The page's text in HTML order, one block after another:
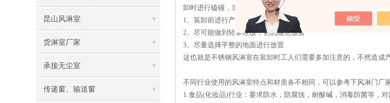
昆山风淋室
货淋室厂家
承接无尘室
传递窗、输送窗
卸时进行磕碰，造成产品变形或者性能受损。不过在进行严密的包
1、装卸前进行产品外包装的检查，确保包装严密完整
2、尽可能做到轻拿轻放，切勿随意放置
3、尽量选择平整的地面进行放置
这也就是不锈钢风淋室在装卸时工人们需要多加注意的，不然造成
不同行业使用的风淋室特点和材质各不相同，可以参考下风淋门厂
1.食品(化妆品)行业：要求防水，防腐蚀，耐酸碱，消毒防菌等，